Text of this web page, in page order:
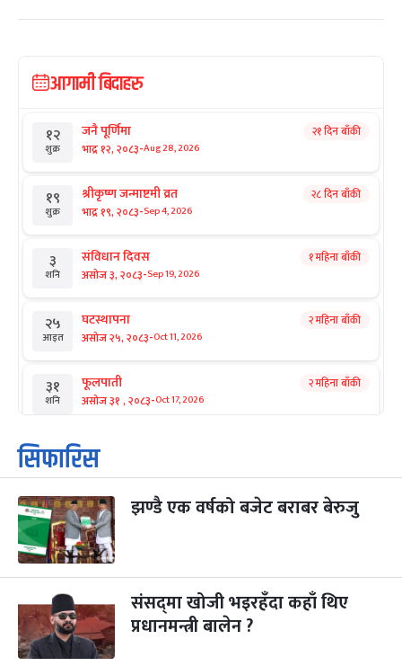
आगामी बिदाहरु
१२
शुक्र
जनै पूर्णिमा
भाद्र १२, २०८३-Aug 28, 2026
२१ दिन बाँकी
१९
शुक्र
श्रीकृष्ण जन्माष्टमी व्रत
भाद्र १९, २०८३-Sep 4, 2026
२८ दिन बाँकी
३
शनि
संविधान दिवस
असोज ३, २०८३-Sep 19, 2026
१ महिना बाँकी
२५
आइत
घटस्थापना
असोज २५, २०८३-Oct 11, 2026
२ महिना बाँकी
३१
शनि
फूलपाती
असोज ३१ , २०८३-Oct 17, 2026
२ महिना बाँकी
१
आइत
कार्तिक सङ्क्रान्ति
कार्तिक १, २०८३
३
मंगल
महानवमी
कार्तिक ३, २०८३
२ महिना बाँकी
४
कार्तिक ४, २०८३ Oct 21, 2026
५
बिहि
पापा‌ङ्कुशा एकादशी व्रत
कार्तिक ५, २०८३
सिफारिस
झण्डै एक वर्षको बजेट बराबर बेरुजु
संसद्‌मा खोजी भइरहँदा कहाँ थिए
प्रधानमन्त्री बालेन ?